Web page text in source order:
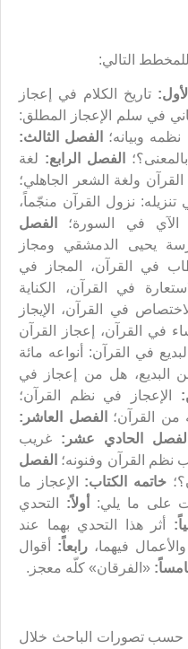
التالي:
تاريخ الكلام في إعجاز
في سلم الإعجاز المطلق:
وبيانه؛
الفصل الثالث:
الفصل الرابع: لغة
ولغة الشعر الجاهلي؛
تنزيله: نزول القرآن منجّماً،
الآي في السورة؛
الفصل
يحيى الدمشقي ومجاز
في القرآن، المجاز في
في القرآن، الكناية
في القرآن، الإيجاز
في القرآن، إعجاز القرآن
في القرآن: أنواعه مائة
البديع، هل من إعجاز في
الإعجاز في نظم القرآن؛
من القرآن؛
الفصل العاشر:
الفصل الحادي عشر: غريب
نظم القرآن وفنونه؛ الفصل
خاتمه الكتاب: الإعجاز ما
على ما يلي:
أولاً:
التحدي
أثر هذا التحدي بهما عند
والأعمال فيهما،رابعاً:
أقوال
«الفرقان» كلّه معجز.
حسب تصورات الباحث خلال